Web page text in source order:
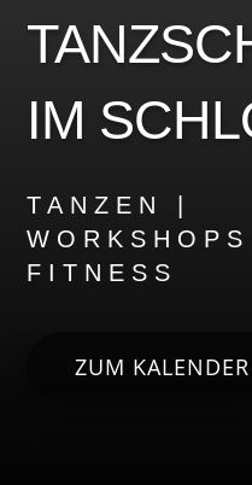
IM
TANZEN |
FITNESS
ZUM KALENDER